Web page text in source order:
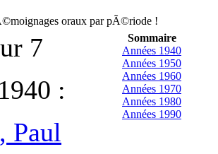
oraux par pÃ©riode !
Sommaire
Années 1940
Années 1950
Années 1960
Années 1970
Années 1980
Années 1990
7
:
Paul